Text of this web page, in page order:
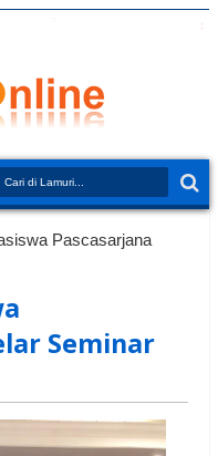
Pascasarjana
Seminar